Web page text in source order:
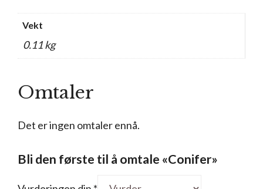
Vekt
0.11 kg
Omtaler
Det er ingen omtaler ennå.
Bli den første til å omtale «Conifer»